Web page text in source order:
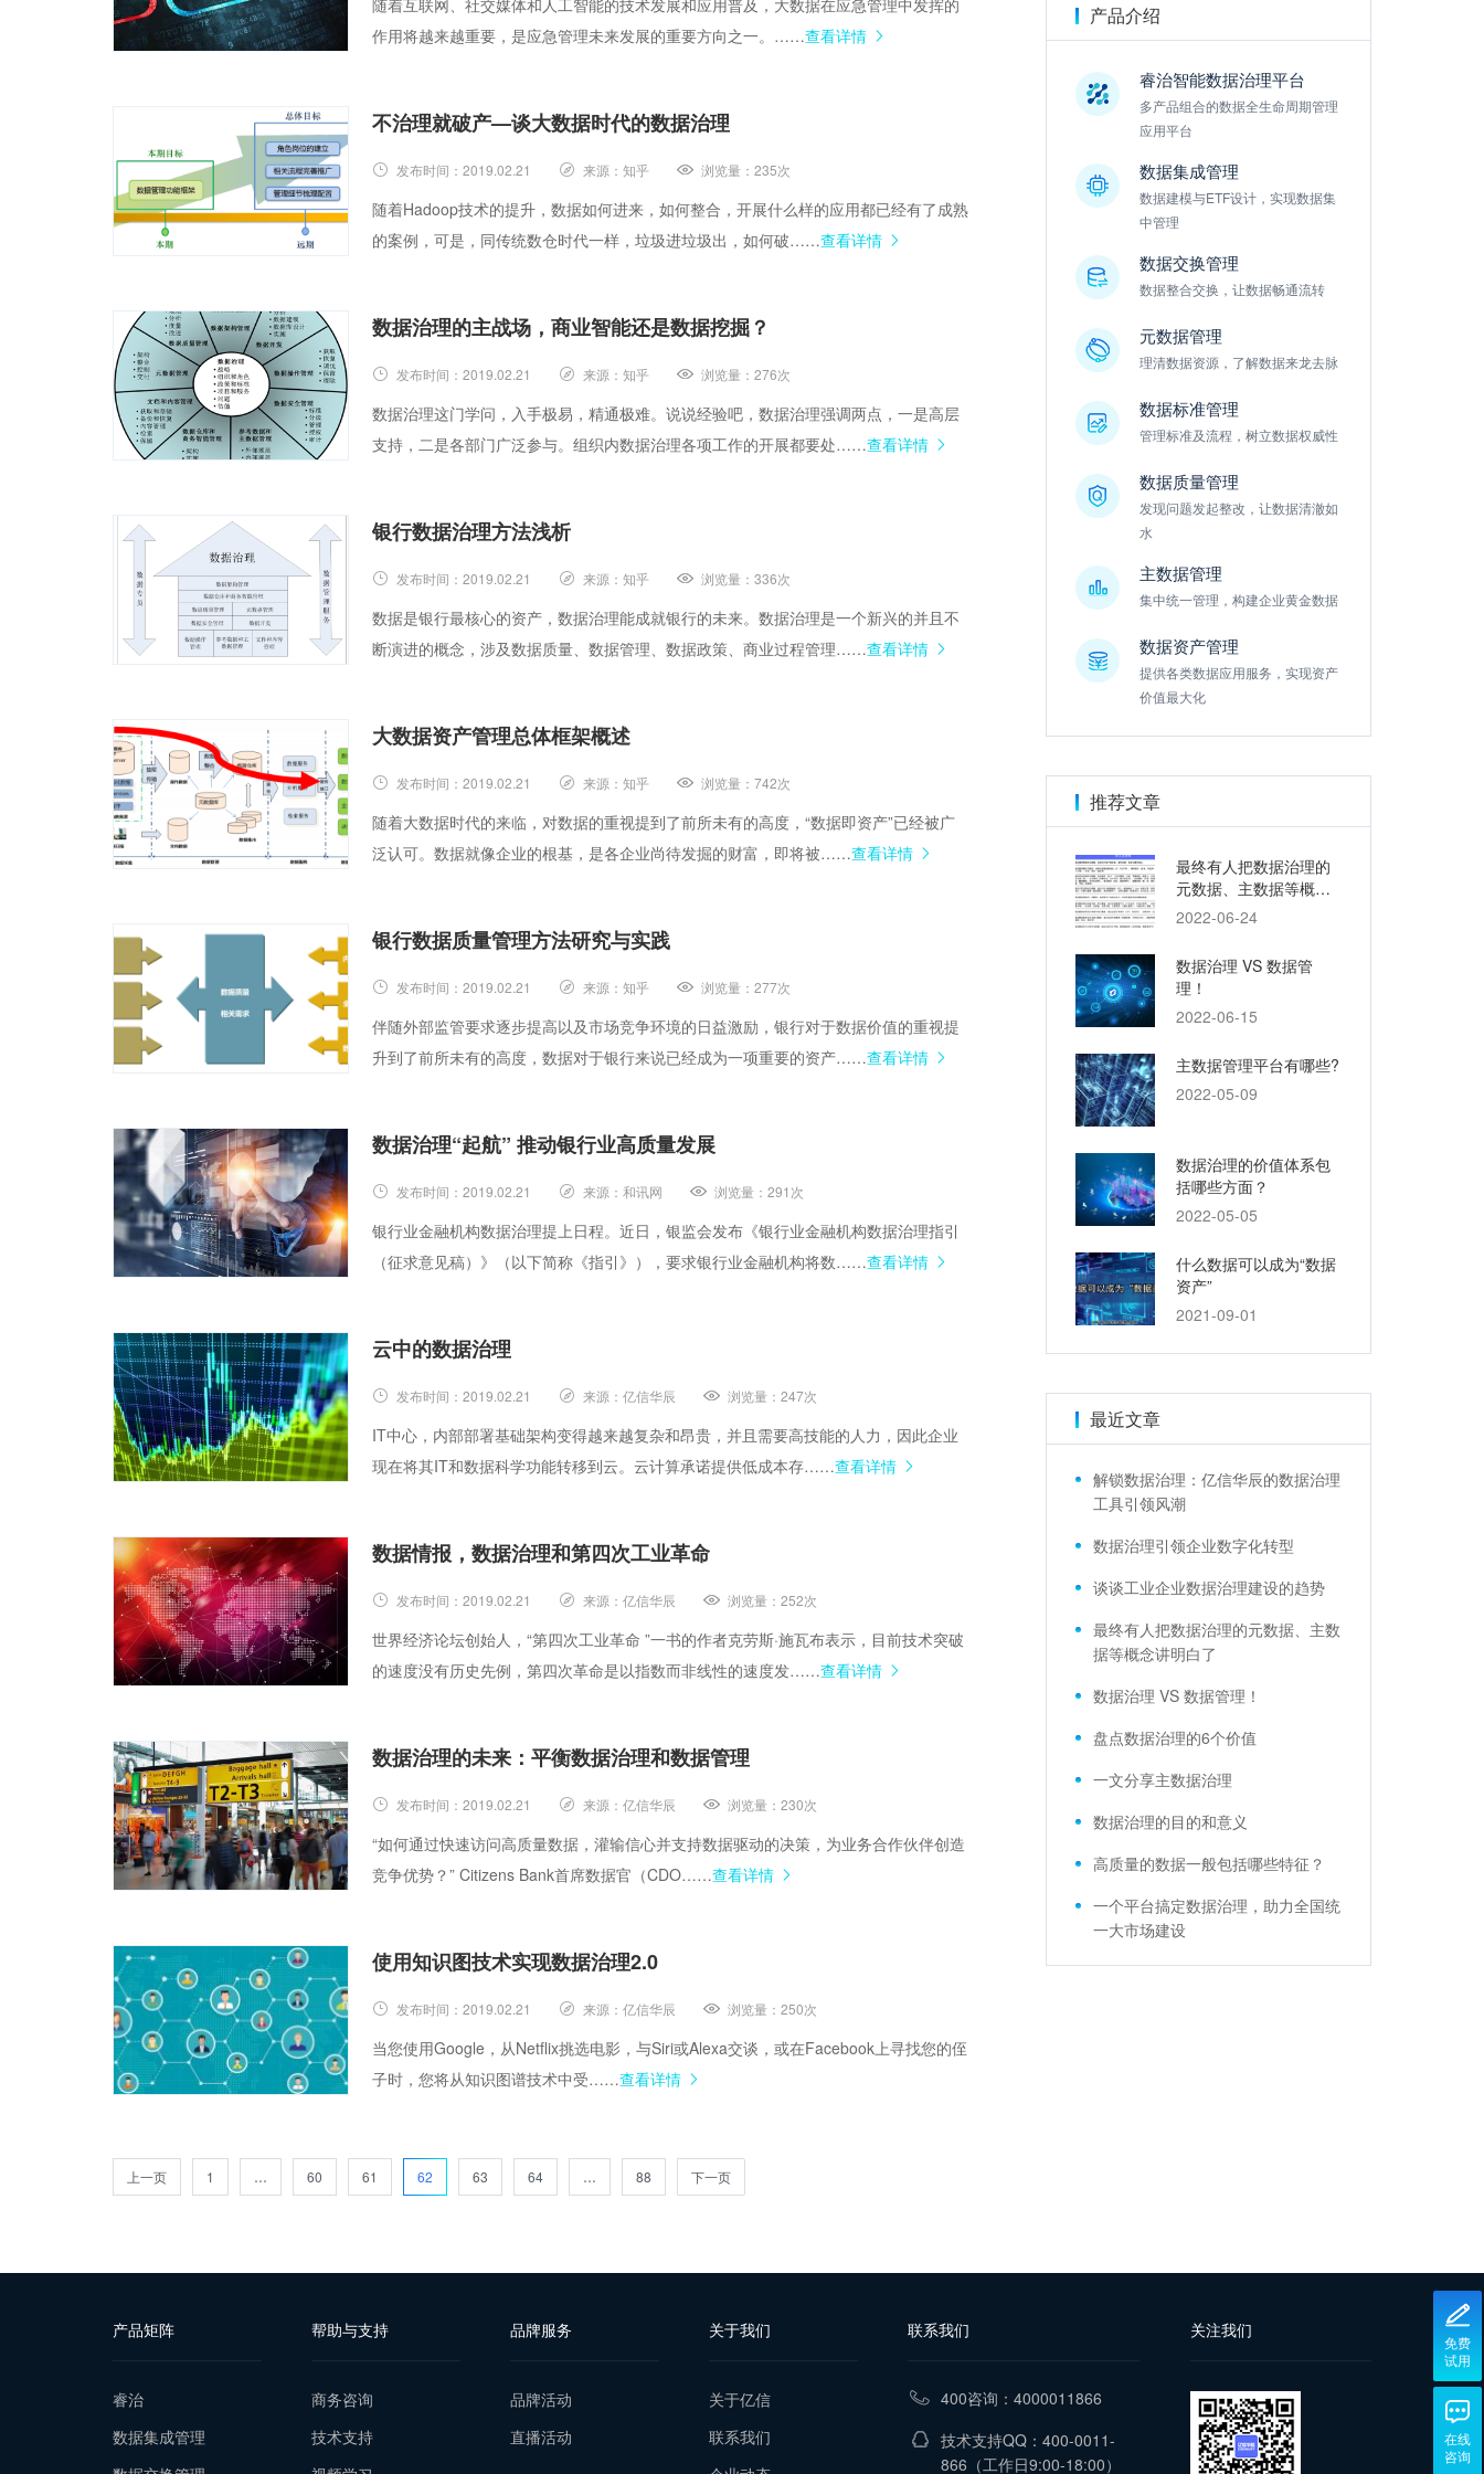
随着互联网、社交媒体和人工智能的技术发展和应用普及，大数据在应急管理中发挥的
作用将越来越重要，是应急管理未来发展的重要方向之一。……查看详情
不治理就破产—谈大数据时代的数据治理
发布时间： 2019.02.21 来源： 知乎 浏览量： 235次
随着Hadoop技术的提升，数据如何进来，如何整合，开展什么样的应用都已经有了成熟
的案例，可是，同传统数仓时代一样，垃圾进垃圾出，如何破……查看详情
数据治理的主战场，商业智能还是数据挖掘？
发布时间： 2019.02.21 来源： 知乎 浏览量： 276次
数据治理这门学问，入手极易，精通极难。说说经验吧，数据治理强调两点，一是高层
支持，二是各部门广泛参与。组织内数据治理各项工作的开展都要处……查看详情
银行数据治理方法浅析
发布时间： 2019.02.21 来源： 知乎 浏览量： 336次
数据是银行最核心的资产，数据治理能成就银行的未来。数据治理是一个新兴的并且不
断演进的概念，涉及数据质量、数据管理、数据政策、商业过程管理……查看详情
大数据资产管理总体框架概述
发布时间： 2019.02.21 来源： 知乎 浏览量： 742次
随着大数据时代的来临，对数据的重视提到了前所未有的高度，“数据即资产”已经被广
泛认可。数据就像企业的根基，是各企业尚待发掘的财富，即将被……查看详情
银行数据质量管理方法研究与实践
发布时间： 2019.02.21 来源： 知乎 浏览量： 277次
伴随外部监管要求逐步提高以及市场竞争环境的日益激励，银行对于数据价值的重视提
升到了前所未有的高度，数据对于银行来说已经成为一项重要的资产……查看详情
数据治理“起航” 推动银行业高质量发展
发布时间： 2019.02.21 来源： 和讯网 浏览量： 291次
银行业金融机构数据治理提上日程。近日，银监会发布《银行业金融机构数据治理指引
（征求意见稿）》（以下简称《指引》），要求银行业金融机构将数……查看详情
云中的数据治理
发布时间： 2019.02.21 来源： 亿信华辰 浏览量： 247次
IT中心，内部部署基础架构变得越来越复杂和昂贵，并且需要高技能的人力，因此企业
现在将其IT和数据科学功能转移到云。云计算承诺提供低成本存……查看详情
数据情报，数据治理和第四次工业革命
发布时间： 2019.02.21 来源： 亿信华辰 浏览量： 252次
世界经济论坛创始人，“第四次工业革命 ”一书的作者克劳斯·施瓦布表示，目前技术突破
的速度没有历史先例，第四次革命是以指数而非线性的速度发……查看详情
数据治理的未来：平衡数据治理和数据管理
发布时间： 2019.02.21 来源： 亿信华辰 浏览量： 230次
“如何通过快速访问高质量数据，灌输信心并支持数据驱动的决策，为业务合作伙伴创造
竞争优势？” Citizens Bank首席数据官（CDO……查看详情
使用知识图技术实现数据治理2.0
发布时间： 2019.02.21 来源： 亿信华辰 浏览量： 250次
当您使用Google，从Netflix挑选电影，与Siri或Alexa交谈，或在Facebook上寻找您的侄
子时，您将从知识图谱技术中受……查看详情
上一页 1 … 60 61 62 63 64 … 88 下一页
产品介绍
睿治智能数据治理平台
多产品组合的数据全生命周期管理
应用平台
数据集成管理
数据建模与ETF设计，实现数据集
中管理
数据交换管理
数据整合交换，让数据畅通流转
元数据管理
理清数据资源，了解数据来龙去脉
数据标准管理
管理标准及流程，树立数据权威性
数据质量管理
发现问题发起整改，让数据清澈如
水
主数据管理
集中统一管理，构建企业黄金数据
数据资产管理
提供各类数据应用服务，实现资产
价值最大化
推荐文章
最终有人把数据治理的
元数据、主数据等概念
讲明白了
2022-06-24
数据治理 VS 数据管
理！
2022-06-15
主数据管理平台有哪些?
2022-05-09
数据治理的价值体系包
括哪些方面？
2022-05-05
什么数据可以成为“数据
资产”
2021-09-01
最近文章
解锁数据治理：亿信华辰的数据治理
工具引领风潮
数据治理引领企业数字化转型
谈谈工业企业数据治理建设的趋势
最终有人把数据治理的元数据、主数
据等概念讲明白了
数据治理 VS 数据管理！
盘点数据治理的6个价值
一文分享主数据治理
数据治理的目的和意义
高质量的数据一般包括哪些特征？
一个平台搞定数据治理，助力全国统
一大市场建设
产品矩阵
睿治
数据集成管理
帮助与支持
商务咨询
技术支持
品牌服务
品牌活动
直播活动
关于我们
关于亿信
联系我们
联系我们
400咨询：4000011866
技术支持QQ：400-0011-
866 （工作日9:00-18:00）
关注我们
免费
试用
在线
咨询